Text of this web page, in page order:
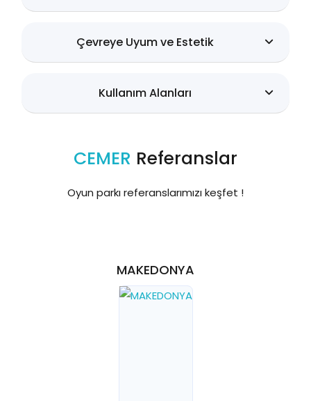
Çevreye Uyum ve Estetik
Kullanım Alanları
CEMER Referanslar
Oyun parkı referanslarımızı keşfet !
MAKEDONYA